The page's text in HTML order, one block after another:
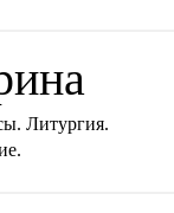
Литургия.